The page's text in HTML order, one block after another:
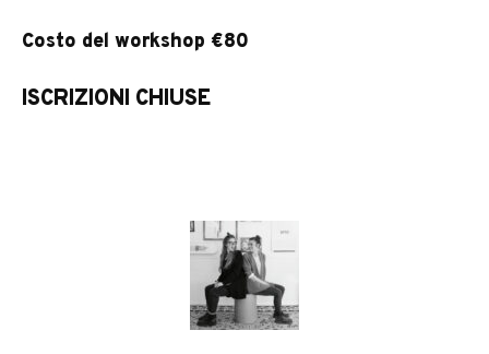
Costo del workshop €80
ISCRIZIONI CHIUSE